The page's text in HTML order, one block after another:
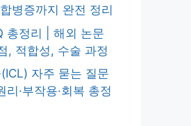
병증까지 완전 정리
총정리 | 해외 논문
, 적합성, 수술 과정
자주 묻는 질문
·부작용·회복 총정